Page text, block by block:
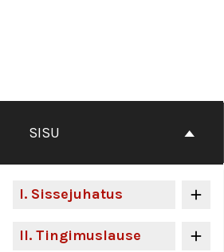
SISU
I. Sissejuhatus
II. Tingimuslause